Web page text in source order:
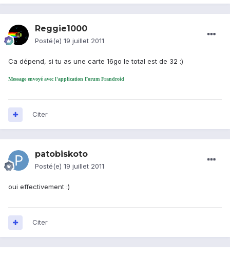
Reggie1000
Posté(e) 19 juillet 2011
Ca dépend, si tu as une carte 16go le total est de 32 :)
Message envoyé avec l'application Forum Frandroid
Citer
patobiskoto
Posté(e) 19 juillet 2011
oui effectivement :)
Citer